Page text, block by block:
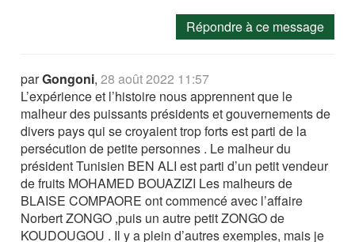
Répondre à ce message
parGongoni,28 août 2022 11:57
L’expérience et l’histoire nous apprennent que le
malheur des puissants présidents et gouvernements de
divers pays qui se croyaient trop forts est parti de la
persécution de petite personnes . Le malheur du
président Tunisien BEN ALI est parti d’un petit vendeur
de fruits MOHAMED BOUAZIZI Les malheurs de
BLAISE COMPAORE ont commencé avec l’affaire
Norbert ZONGO ,puis un autre petit ZONGO de
KOUDOUGOU . Il y a plein d’autres exemples, mais je